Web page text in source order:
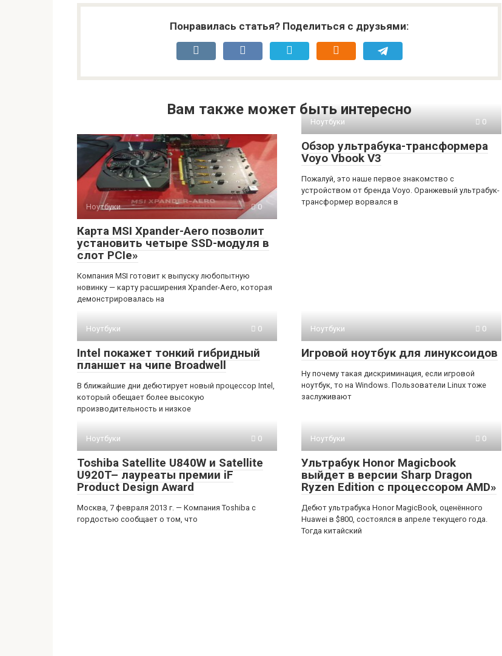
Понравилась статья? Поделиться с друзьями:
Вам также может быть интересно
Ноутбуки 0
Карта MSI Xpander-Aero позволит
установить четыре SSD-модуля в
слот PCIe»
Компания MSI готовит к выпуску любопытную
новинку — карту расширения Xpander-Aero, которая
демонстрировалась на
Ноутбуки 0
Обзор ультрабука-трансформера
Voyo Vbook V3
Пожалуй, это наше первое знакомство с
устройством от бренда Voyo. Оранжевый ультрабук-
трансформер ворвался в
Ноутбуки 0
Intel покажет тонкий гибридный
планшет на чипе Broadwell
В ближайшие дни дебютирует новый процессор Intel,
который обещает более высокую
производительность и низкое
Ноутбуки 0
Игровой ноутбук для линуксоидов
Ну почему такая дискриминация, если игровой
ноутбук, то на Windows. Пользователи Linux тоже
заслуживают
Ноутбуки 0
Toshiba Satellite U840W и Satellite
U920T– лауреаты премии iF
Product Design Award
Москва, 7 февраля 2013 г. — Компания Toshiba с
гордостью сообщает о том, что
Ноутбуки 0
Ультрабук Honor Magicbook
выйдет в версии Sharp Dragon
Ryzen Edition с процессором AMD»
Дебют ультрабука Honor MagicBook, оценённого
Huawei в $800, состоялся в апреле текущего года.
Тогда китайский